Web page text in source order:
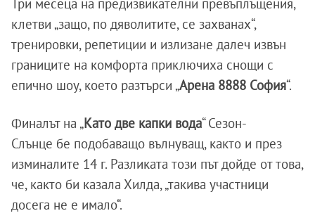
Три месеца на предизвикателни превъплъщения,
клетви „защо, по дяволитите, се захванах“,
тренировки, репетиции и излизане далеч извън
границите на комфорта приключиха снощи с
епично шоу, което разтърси „Арена 8888 София“.
Финалът на „Като две капки вода“ Сезон-
Слънце бе подобаващо вълнуващ, както и през
изминалите 14 г. Разликата този път дойде от това,
че, както би казала Хилда, „такива участници
досега не е имало“.